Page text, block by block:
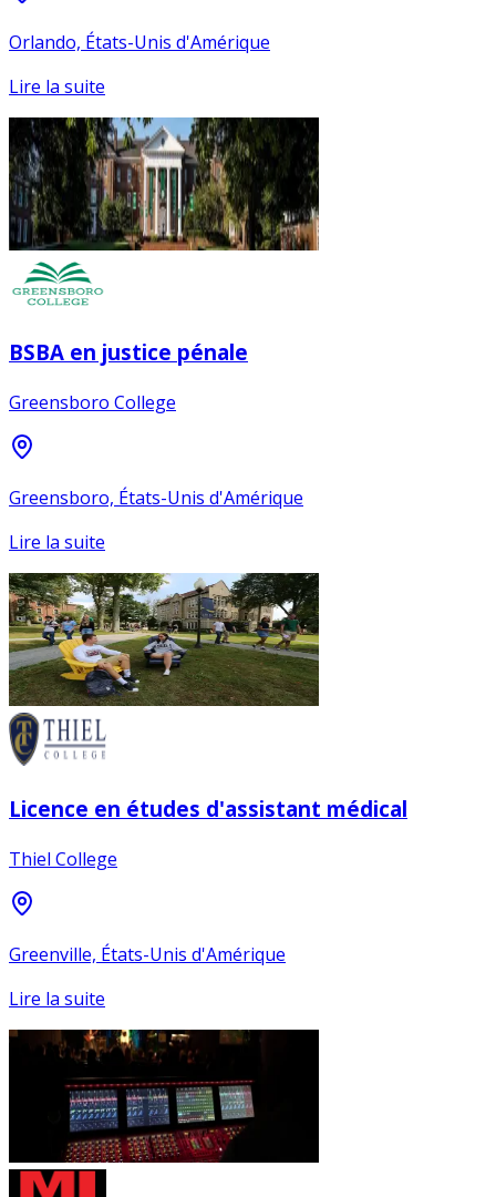
Orlando, États-Unis d'Amérique
Lire la suite
BSBA en justice pénale
Greensboro College
Greensboro, États-Unis d'Amérique
Lire la suite
Licence en études d'assistant médical
Thiel College
Greenville, États-Unis d'Amérique
Lire la suite